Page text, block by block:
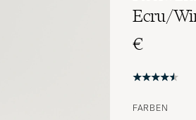
Ecru/
€
FARBEN